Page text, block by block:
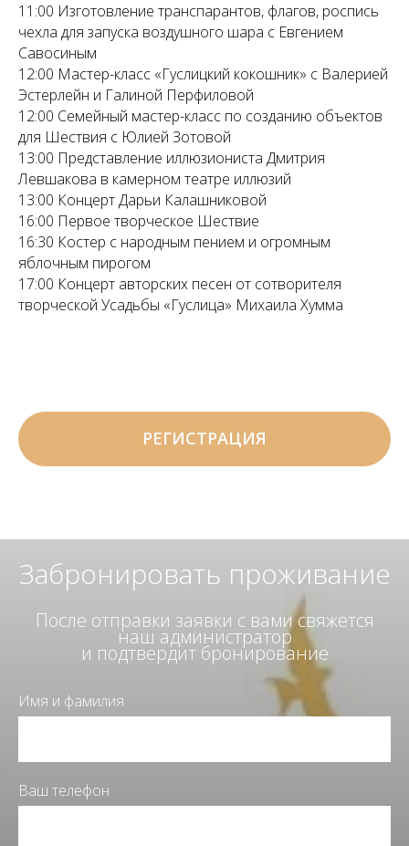
11:00 Изготовление транспарантов, флагов, роспись
чехла для запуска воздушного шара с Евгением
Савосиным
12:00 Мастер-класс «Гуслицкий кокошник» с Валерией
Эстерлейн и Галиной Перфиловой
12:00 Семейный мастер-класс по созданию объектов
для Шествия с Юлией Зотовой
13:00 Представление иллюзиониста Дмитрия
Левшакова в камерном театре иллюзий
13:00 Концерт Дарьи Калашниковой
16:00 Первое творческое Шествие
16:30 Костер с народным пением и огромным
яблочным пирогом
17:00 Концерт авторских песен от сотворителя
творческой Усадьбы «Гуслица» Михаила Хумма
РЕГИСТРАЦИЯ
Забронировать проживание
После отправки заявки с вами свяжется
наш администратор
и подтвердит бронирование
Имя и фамилия
Ваш телефон